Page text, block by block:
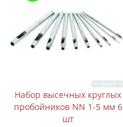
Набор высечных круглых
пробойников NN 1-5 мм 6
шт